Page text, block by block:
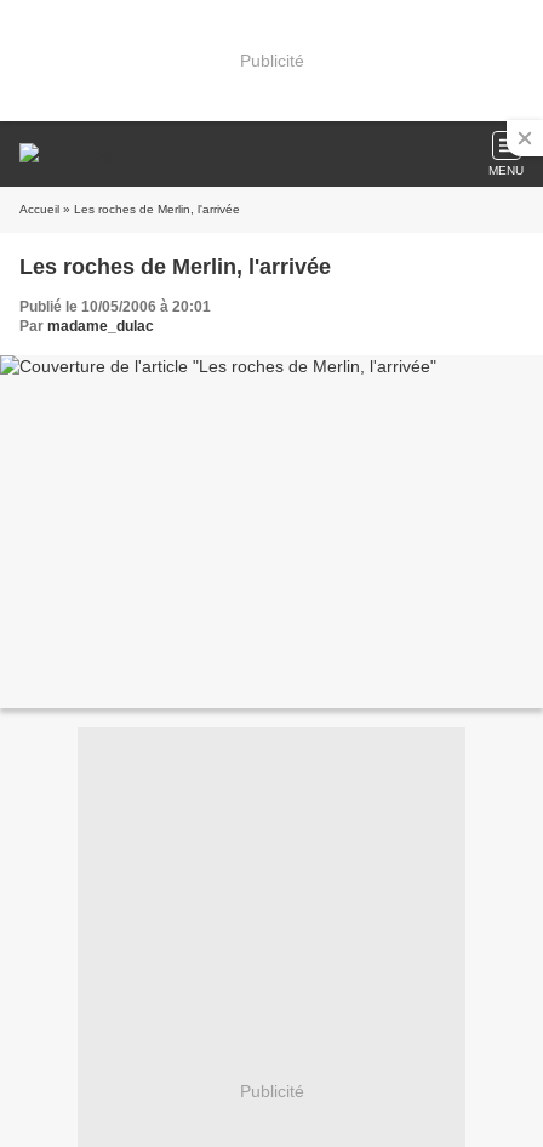
Publicité
MENU
Accueil » Les roches de Merlin, l'arrivée
Les roches de Merlin, l'arrivée
Publié le 10/05/2006 à 20:01
Par madame_dulac
Publicité